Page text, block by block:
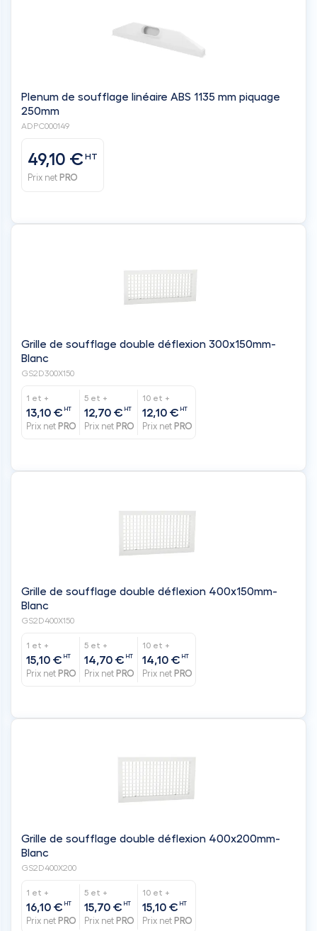
Plenum de soufflage linéaire ABS 1135 mm piquage
250mm
ADPC000149
49,10 €HT
Prix net PRO
Grille de soufflage double déflexion 300x150mm-
Blanc
GS2D300X150
1 et +
13,10 € HT
Prix net PRO
5 et +
12,70 € HT
Prix net PRO
10 et +
12,10 € HT
Prix net PRO
Grille de soufflage double déflexion 400x150mm-
Blanc
GS2D400X150
1 et +
15,10 € HT
Prix net PRO
5 et +
14,70 € HT
Prix net PRO
10 et +
14,10 € HT
Prix net PRO
Grille de soufflage double déflexion 400x200mm-
Blanc
GS2D400X200
1 et +
16,10 € HT
Prix net PRO
5 et +
15,70 € HT
Prix net PRO
10 et +
15,10 € HT
Prix net PRO